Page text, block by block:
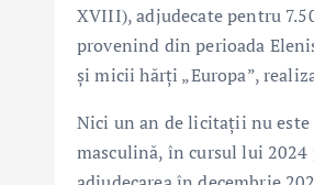
XVIII), adjudecate pentru
provenind din perioada
și micii hărți „Europa”,
Nici un an de licitații nu
masculină, în cursul lui